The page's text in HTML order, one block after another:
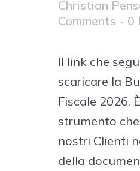
Christian
Comments
0
Il link che
scaricare la
Fiscale 2026.
strumento
nostri Clienti
della